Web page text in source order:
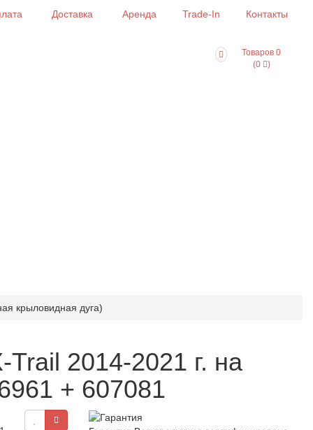
Доставка Аренда Trade-In Контакты
Товаров 0
(0
)
крыловидная дуга)
2014-2021 г. на
+ 607081